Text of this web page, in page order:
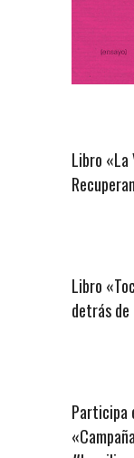
Libro «La
Libro
detrás de
Participa